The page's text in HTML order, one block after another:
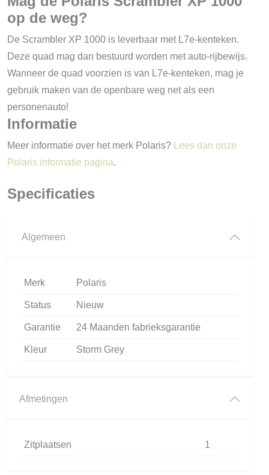
op de weg?
De Scrambler XP 1000 is leverbaar met L7e-kenteken.
Deze quad mag dan bestuurd worden met auto-rijbewijs.
Wanneer de quad voorzien is van L7e-kenteken, mag je
gebruik maken van de openbare weg net als een
personenauto!
Informatie
Meer informatie over het merk Polaris?
Lees dan onze
Polaris informatie pagina.
Specificaties
Algemeen
Merk Polaris
Status Nieuw
Garantie 24 Maanden fabrieksgarantie
Kleur Storm Grey
Afmetingen
Zitplaatsen 1